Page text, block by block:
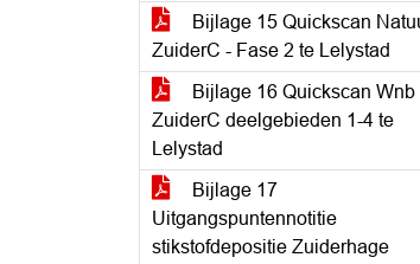
Bijlage 15 Quickscan
ZuiderC - Fase 2 te Lelystad
Bijlage 16 Quickscan Wnb
ZuiderC deelgebieden 1-4 te
Lelystad
Bijlage 17
Uitgangspuntennotitie
stikstofdepositie Zuiderhage